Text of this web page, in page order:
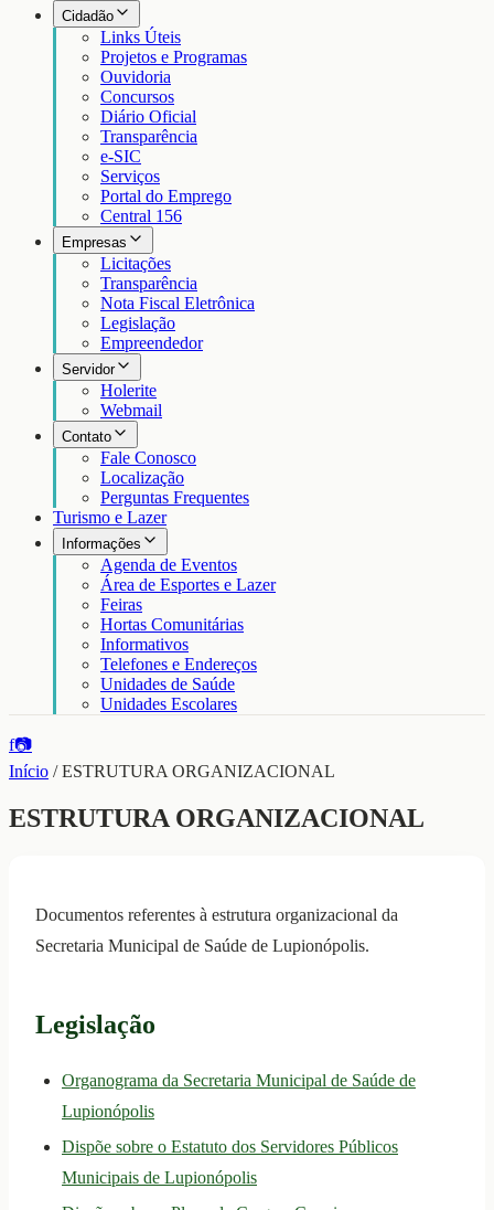
Cidadão
Links Úteis
Projetos e Programas
Ouvidoria
Concursos
Diário Oficial
Transparência
e-SIC
Serviços
Portal do Emprego
Central 156
Empresas
Licitações
Transparência
Nota Fiscal Eletrônica
Legislação
Empreendedor
Servidor
Holerite
Webmail
Contato
Fale Conosco
Localização
Perguntas Frequentes
Turismo e Lazer
Informações
Agenda de Eventos
Área de Esportes e Lazer
Feiras
Hortas Comunitárias
Informativos
Telefones e Endereços
Unidades de Saúde
Unidades Escolares
f📷
Início /ESTRUTURA ORGANIZACIONAL
ESTRUTURA ORGANIZACIONAL
Documentos referentes à estrutura organizacional da
Secretaria Municipal de Saúde de Lupionópolis.
Legislação
Organograma da Secretaria Municipal de Saúde de
Lupionópolis
Dispõe sobre o Estatuto dos Servidores Públicos
Municipais de Lupionópolis